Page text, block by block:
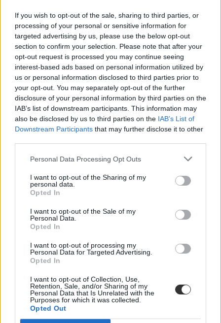
If you wish to opt-out of the sale, sharing to third parties, or
processing of your personal or sensitive information for
targeted advertising by us, please use the below opt-out
section to confirm your selection. Please note that after your
opt-out request is processed you may continue seeing
interest-based ads based on personal information utilized by
us or personal information disclosed to third parties prior to
your opt-out. You may separately opt-out of the further
disclosure of your personal information by third parties on the
IAB’s list of downstream participants. This information may
also be disclosed by us to third parties on the IAB’s List of
Downstream Participants that may further disclose it to other
Personal Data Processing Opt Outs
I want to opt-out of the Sharing of my
personal data.
Opted In
I want to opt-out of the Sale of my
Personal Data.
Opted In
I want to opt-out of processing my
Personal Data for Targeted Advertising.
Opted In
I want to opt-out of Collection, Use,
Retention, Sale, and/or Sharing of my
Personal Data that Is Unrelated with the
Purposes for which it was collected.
Opted Out
Fudan népszavazás
Fudan Budapest